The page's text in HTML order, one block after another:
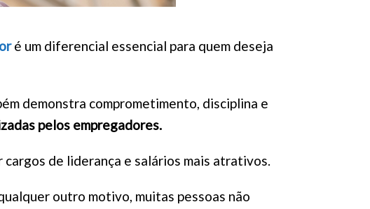
é um diferencial essencial para quem deseja
demonstra comprometimento, disciplina e
pelos empregadores.
de liderança e salários mais atrativos.
outro motivo, muitas pessoas não